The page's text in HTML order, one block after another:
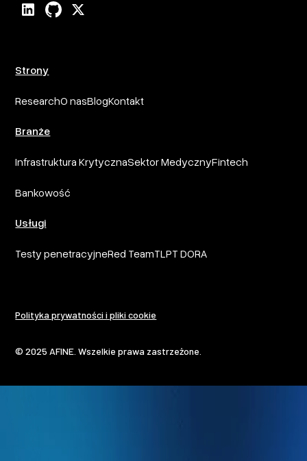
Strony
ResearchO nasBlogKontakt
Branże
Infrastruktura KrytycznaSektor MedycznyFintech
Bankowość
Usługi
Testy penetracyjneRed TeamTLPT DORA
© 2025 AFINE. Wszelkie prawa zastrzeżone.
Polityka prywatności i pliki cookie